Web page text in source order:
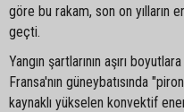
göre bu rakam, son on yılların
geçti.
Yangın şartlarının aşırı
Fransa'nın güneybatısında
kaynaklı yükselen konvektif